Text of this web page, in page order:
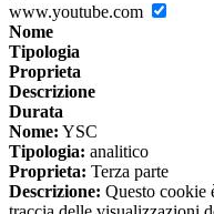
www.youtube.com
Nome
Tipologia
Proprieta
Descrizione
Durata
Nome: YSC
Tipologia: analitico
Proprieta: Terza parte
Descrizione: Questo cookie